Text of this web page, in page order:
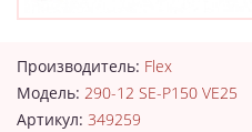
Производитель: Flex
Модель: 290-12 SE-P150 VE25
Артикул: 349259